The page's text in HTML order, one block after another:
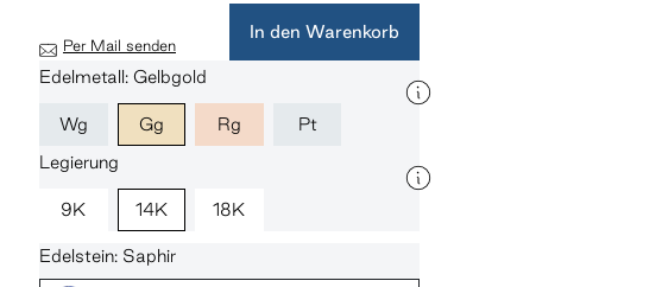
Per Mail senden
In den Warenkorb
Edelmetall: Gelbgold
Wg Gg Rg
Pt
Legierung
9K 14K 18K
Edelstein: Saphir